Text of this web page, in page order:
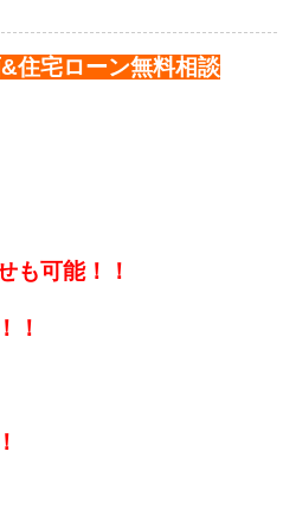
住宅ローン無料相談
も可能！！
！